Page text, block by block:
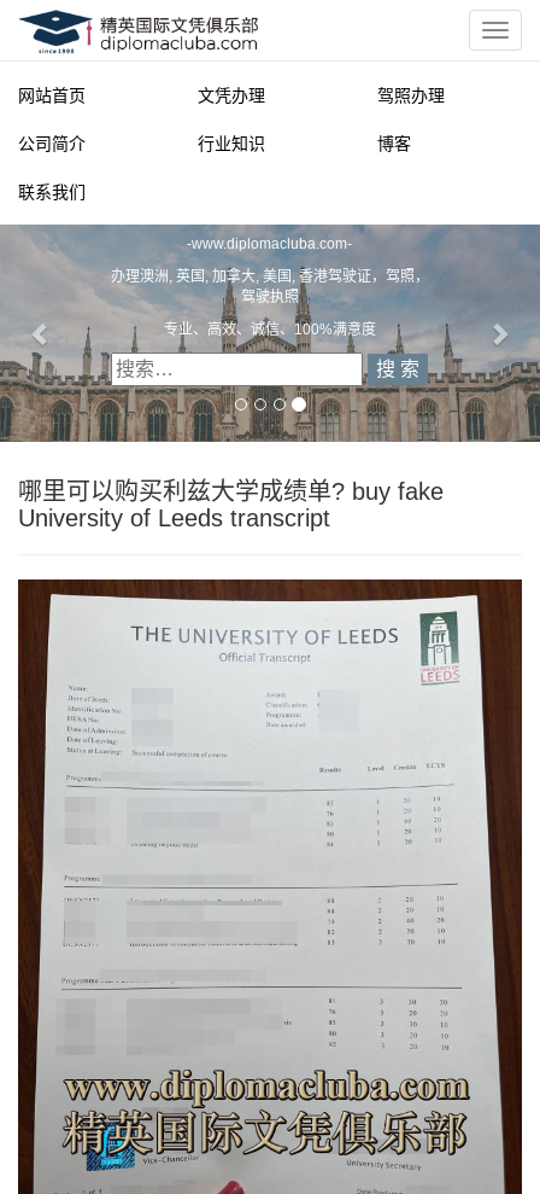
网站首页 文凭办理 驾照办理
公司简介 行业知识 博客
联系我们
-www.diplomacluba.com-
办理澳洲, 英国, 加拿大, 美国, 香港驾驶证，驾照，
驾驶执照
专业、高效、诚信、100%满意度
哪里可以购买利兹大学成绩单? buy fake
University of Leeds transcript